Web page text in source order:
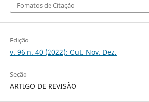
Fomatos de Citação
Edição
v. 96 n. 40 (2022): Out. Nov. Dez.
Seção
ARTIGO DE REVISÃO